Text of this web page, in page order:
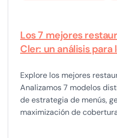
Los 7 mejores
Cler: un análisis
Explore los mejores
Analizamos 7 modelos
de estrategia de menús,
maximización de